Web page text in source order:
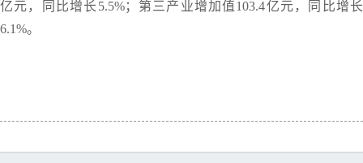
亿元，同比增长5.5%；第三产业增加值103.4亿元，同比增长
6.1%。